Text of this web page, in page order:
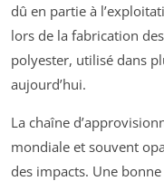
dû en partie à
lors de la fabrication
polyester, utilisé dans
aujourd’hui.
La chaîne
mondiale et souvent
des impacts. Une